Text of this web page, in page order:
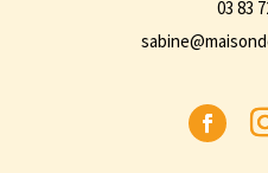
03 83